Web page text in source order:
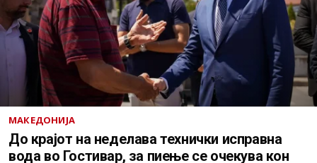
МАКЕДОНИЈА
До крајот на неделава технички исправна
вода во Гостивар, за пиење се очекува кон